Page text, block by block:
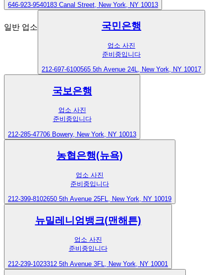
646-923-9540183 Canal Street, New York, NY 10013
일반 업소 국민은행
업소 사진
준비중입니다
212-697-6100565 5th Avenue 24L, New York, NY 10017
국보은행
업소 사진
준비중입니다
212-285-47706 Bowery, New York, NY 10013
농협은행(뉴욕)
업소 사진
준비중입니다
212-399-8102650 5th Avenue 25FL, New York, NY 10019
뉴밀레니엄뱅크(맨해튼)
업소 사진
준비중입니다
212-239-1023312 5th Avenue 3FL, New York, NY 10001